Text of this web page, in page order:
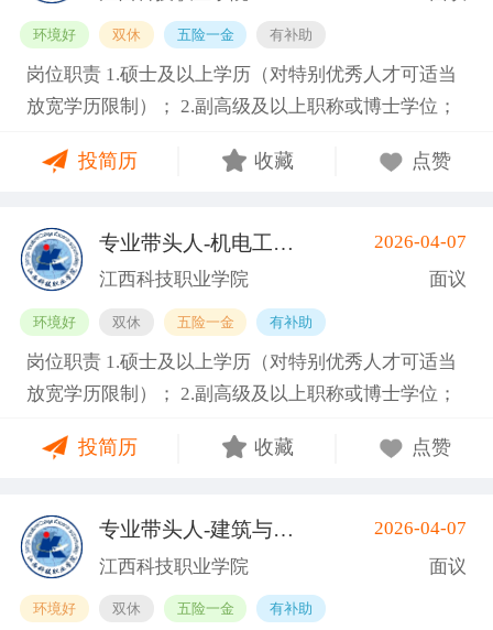
倍； 2. 公司购买五险一金，入职满3个月可申请新人
奖励金1500元； 3. 提供免费住宿、加班晚餐、夜班宵
夜，每月500餐补； 4. 公司奖励机制完善设有全勤
奖、司龄奖、看镜补贴、岗位津贴、多功能奖、稳岗
物、团建等； 6. 轻松简单、诚信、温暖纯粹的工作氛
环境好 双休 五险一金 有补助
岗位职责 1.硕士及以上学历（对特别优秀人才可适当
放宽学历限制）； 2.副高级及以上职称或博士学位；
著、学术译著、专利、咨询报告等）和主持参与的科
格、技能要求和身体条件； 5.熟悉学院专业建设、人
才培养工作和教学科研管理，在本学科领域具有一定
的学术水平和影响力； 6.专业要求：人工智能、大数
据、物联网、云计算等相关专业领域。 7.身体健康，
能够全职到岗工作。副教授及以上职称者年龄一般不
超过55周岁，特别优秀者可适当放宽，最高不超过63
可适当放宽学历限制）； 2.副高级及以上职称或博士
文、专著、学术译著、专利、咨询报告等）和主持参
与的科研项目； 4.具有招聘岗位所需的任职资格、职
业资格、技能要求和身体条件； 5.熟悉学院专业建
设、人才培养工作和教学科研管理，在本学科领域具
投简历 收藏 点赞
专业带头人-机电工程类 (南昌县)2026-04-07
江西科技职业学院
面议
环境好 双休 五险一金 有补助
岗位职责 1.硕士及以上学历（对特别优秀人才可适当
放宽学历限制）； 2.副高级及以上职称或博士学位；
著、学术译著、专利、咨询报告等）和主持参与的科
格、技能要求和身体条件； 5.熟悉学院专业建设、人
才培养工作和教学科研管理，在本学科领域具有一定
的学术水平和影响力； 6.专业要求：工业机器人技
术、电气自动化技术、机械设计制造及其自动化等相
投简历 收藏 点赞
专业带头人-建筑与艺术类 (南昌县)2026-04-07
江西科技职业学院
面议
环境好 双休 五险一金 有补助